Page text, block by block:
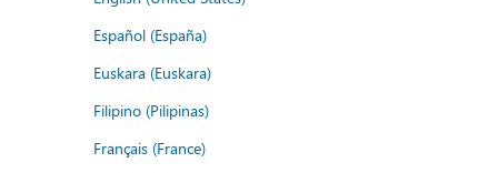
Español (España)
Euskara (Euskara)
Filipino (Pilipinas)
Français (France)